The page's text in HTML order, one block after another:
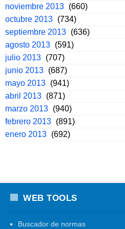
noviembre 2013 (660)
octubre 2013 (734)
septiembre 2013 (636)
agosto 2013 (591)
julio 2013 (707)
junio 2013 (687)
mayo 2013 (941)
abril 2013 (871)
marzo 2013 (940)
febrero 2013 (891)
enero 2013 (692)
WEB TOOLS
Buscador de normas